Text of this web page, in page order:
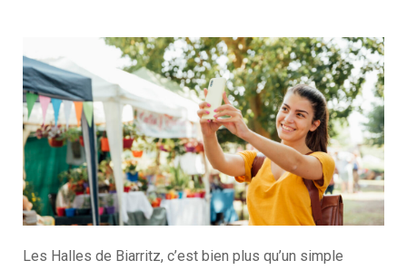
Les Halles de Biarritz, c’est bien plus qu’un simple